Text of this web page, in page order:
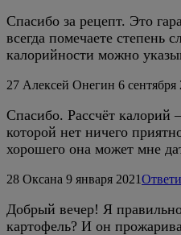
Спасибо за рецепт. Это
всегда помечаете степень
калорийности можно
27 Алексей Онегин 6 сентября
Спасибо. Рассчёт калорий
которой нет ничего
хорошего она может мне
28 Оксана 9 января 2021
Добрый вечер! Я
картофель? И он